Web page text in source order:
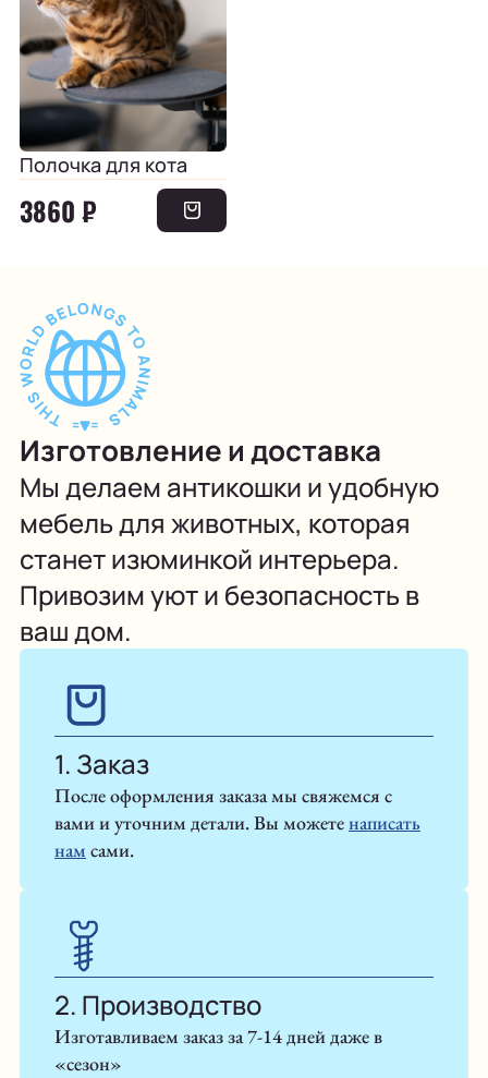
Полочка для кота
3860 ₽
Изготовление и доставка
Мы делаем антикошки и удобную
мебель для животных, которая
станет изюминкой интерьера.
Привозим уют и безопасность в
ваш дом.
1. Заказ
После оформления заказа мы свяжемся с
вами и уточним детали. Вы можетенаписать
нам сами.
2. Производство
Изготавливаем заказ за 7-14 дней даже в
«сезон»